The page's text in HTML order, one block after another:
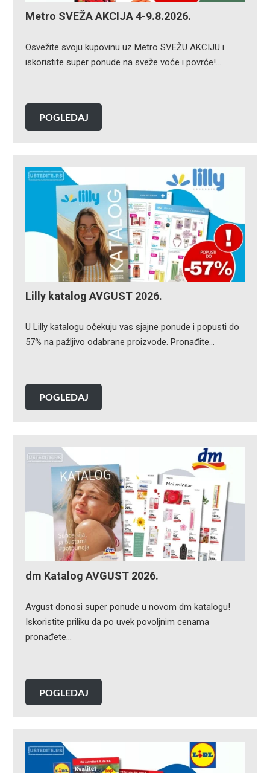
Metro SVEŽA AKCIJA 4-9.8.2026.
Osvežite svoju kupovinu uz Metro SVEŽU AKCIJU i
iskoristite super ponude na sveže voće i povrće!…
POGLEDAJ
Lilly katalog AVGUST 2026.
U Lilly katalogu očekuju vas sjajne ponude i popusti do
57% na pažljivo odabrane proizvode. Pronađite…
POGLEDAJ
dm Katalog AVGUST 2026.
Avgust donosi super ponude u novom dm katalogu!
Iskoristite priliku da po uvek povoljnim cenama
pronađete…
POGLEDAJ